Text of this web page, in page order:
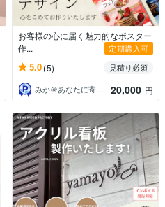
お客様の心に届く魅力的なポスター
作...
定期購入可
5.0(5)
見積り必須
みか＠あなたに寄り添うサポーター
20,000 円